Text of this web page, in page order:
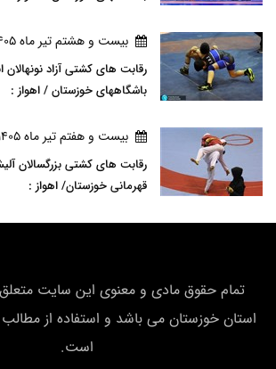
بيست و هشتم تير ماه 1405
رقابت های کشتی آزاد نونهالان
باشگاههای خوزستان / اهواز :
بيست و هفتم تير ماه 1405
رقابت های کشتی بزرگسالان
قهرمانی خوزستان/ اهواز :
تمام حقوق مادی و معنوی این سایت
استان خوزستان می باشد و استفاده از مطالب
است.